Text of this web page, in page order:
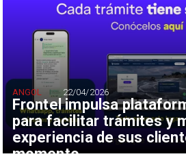
Frontel impulsa
para facilitar trámites y
experiencia de sus
momento
ANGOL 22/04/2026